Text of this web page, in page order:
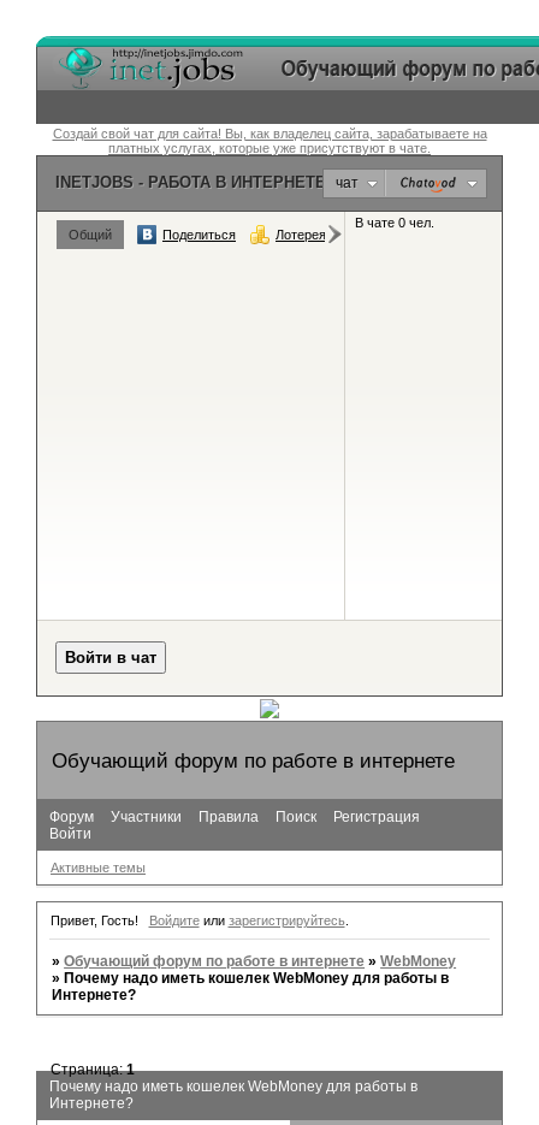
Создай свой чат для сайта! Вы, как владелец сайта, зарабатываете на
платных услугах, которые уже присутствуют в чате.
Обучающий форум по работе в интернете
Форум Участники Правила Поиск
Регистрация
Войти
Активные темы
Привет, Гость! Войдитеили зарегистрируйтесь.
»Обучающий форум по работе в интернете »WebMoney
»Почему надо иметь кошелек WebMoney для работы в
Интернете?
Почему надо иметь кошелек WebMoney для работы в
Интернете?
Страница:1